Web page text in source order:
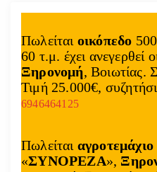
Πωλείται οικόπεδο
60 τ.μ. έχει ανεγερθεί
Ξηρονομή, Βοιωτίας.
Τιμή 25.000€,
6946464125
Πωλείται αγροτεμάχιο
«ΣΥΝΟΡΕΖΑ»,